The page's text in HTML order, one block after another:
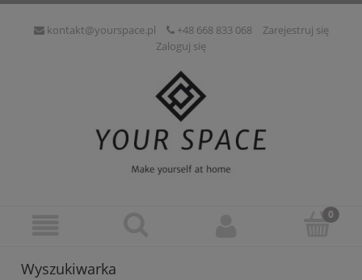
kontakt@yourspace.pl +48 668 833 068
Zarejestruj się
Zaloguj się
Wyszukiwarka